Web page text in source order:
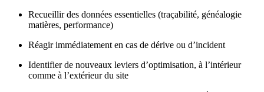
Recueillir des données essentielles (traçabilité, généalogie
matières, performance)
Réagir immédiatement en cas de dérive ou d’incident
Identifier de nouveaux leviers d’optimisation, à l’intérieur
comme à l’extérieur du site